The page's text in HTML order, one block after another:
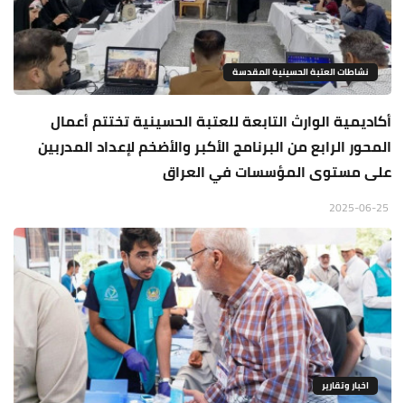
نشاطات العتبة الحسينية المقدسة
أكاديمية الوارث التابعة للعتبة الحسينية تختتم أعمال
المحور الرابع من البرنامج الأكبر والأضخم لإعداد المدربين
على مستوى المؤسسات في العراق
اخبار وتقارير